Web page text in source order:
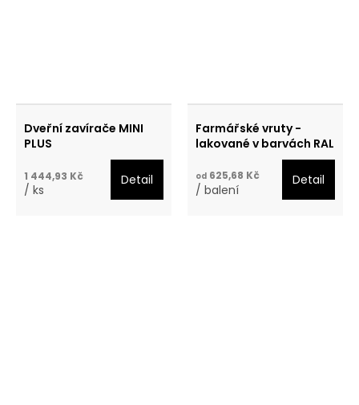
Dveřní zavírače MINI
PLUS
1 444,93 Kč
/ ks
Detail
Farmářské vruty -
lakované v barvách RAL
od 625,68 Kč
/ balení
Detail